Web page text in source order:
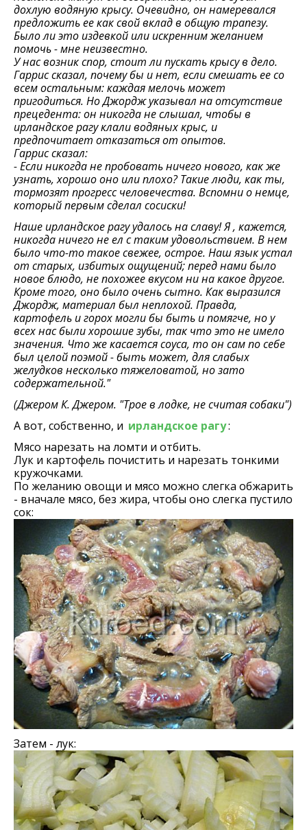
дохлую водяную крысу. Очевидно, он намеревался
предложить ее как свой вклад в общую трапезу.
Было ли это издевкой или искренним желанием
помочь - мне неизвестно.
У нас возник спор, стоит ли пускать крысу в дело.
Гаррис сказал, почему бы и нет, если смешать ее со
всем остальным: каждая мелочь может
пригодиться. Но Джордж указывал на отсутствие
прецедента: он никогда не слышал, чтобы в
ирландское рагу клали водяных крыс, и
предпочитает отказаться от опытов.
Гаррис сказал:
- Если никогда не пробовать ничего нового, как же
узнать, хорошо оно или плохо? Такие люди, как ты,
тормозят прогресс человечества. Вспомни о немце,
который первым сделал сосиски!
Наше ирландское рагу удалось на славу! Я , кажется,
никогда ничего не ел с таким удовольствием. В нем
было что-то такое свежее, острое. Наш язык устал
от старых, избитых ощущений; перед нами было
новое блюдо, не похожее вкусом ни на какое другое.
Кроме того, оно было очень сытно. Как выразился
Джордж, материал был неплохой. Правда,
картофель и горох могли бы быть и помягче, но у
всех нас были хорошие зубы, так что это не имело
значения. Что же касается соуса, то он сам по себе
был целой поэмой - быть может, для слабых
желудков несколько тяжеловатой, но зато
содержательной."
(Джером К. Джером. "Трое в лодке, не считая собаки")
А вот, собственно, и ирландское рагу:
Мясо нарезать на ломти и отбить.
Лук и картофель почистить и нарезать тонкими
кружочками.
По желанию овощи и мясо можно слегка обжарить
- вначале мясо, без жира, чтобы оно слегка пустило
сок:
Затем - лук: